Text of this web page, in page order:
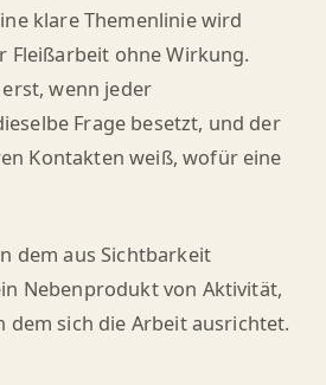
klare Themenlinie wird
Fleißarbeit ohne Wirkung.
wenn jeder
Frage besetzt, und der
Kontakten weiß, wofür eine
dem aus Sichtbarkeit
Nebenprodukt von Aktivität,
dem sich die Arbeit ausrichtet.